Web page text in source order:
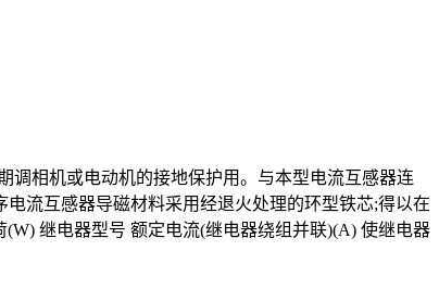
调相机或电动机的接地保护用。与本型电流互感器连
流互感器导磁材料采用经退火处理的环型铁芯;得以在
继电器型号 额定电流(继电器绕组并联)(A) 使继电器